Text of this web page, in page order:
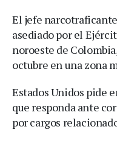
El jefe
asediado por el
noroeste de
octubre en una zona
Estados Unidos pide
que responda ante
por cargos